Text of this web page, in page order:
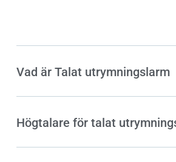
Vad är Talat utrymningslarm
Högtalare för talat